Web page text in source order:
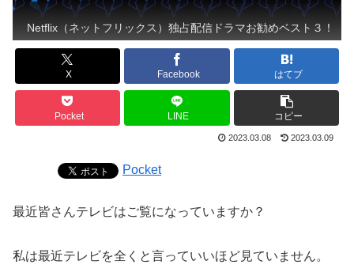
Netflix（ネットフリックス）独占配信ドラマお勧めベスト３！
X Facebook はてブ
Pocket LINE コピー
2023.03.08 2023.03.09
Pocket
最近皆さんテレビはご覧になっていますか？
私は最近テレビを全くと言っていいほど見ていません。